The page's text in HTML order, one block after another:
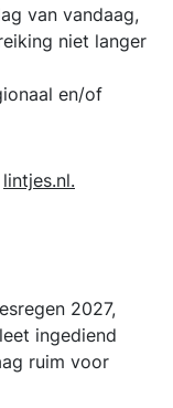
van vandaag,
niet langer
en/of
lintjes.nl.
2027,
ingediend
ruim voor